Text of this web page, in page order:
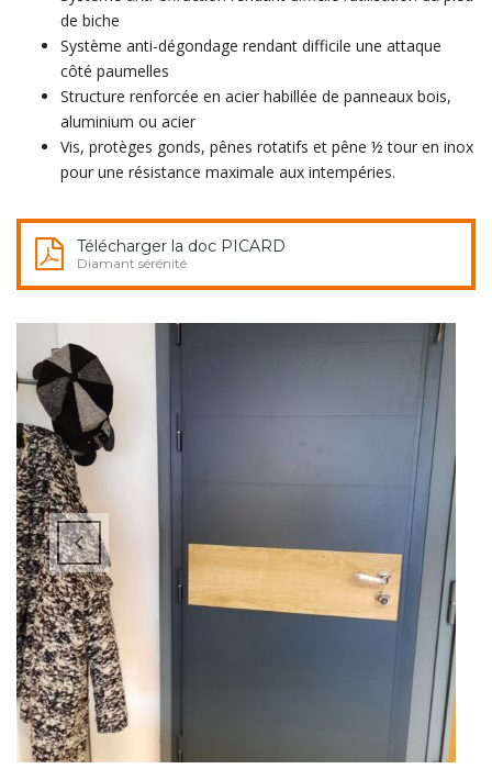
de biche
Système anti-dégondage rendant difficile une attaque
côté paumelles
Structure renforcée en acier habillée de panneaux bois,
aluminium ou acier
Vis, protèges gonds, pênes rotatifs et pêne ½ tour en inox
pour une résistance maximale aux intempéries.
Télécharger la doc PICARD
Diamant sérénité